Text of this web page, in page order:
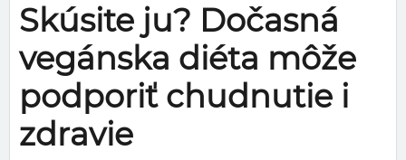
Skúsite ju? Dočasná
vegánska diéta môže
podporiť chudnutie i
zdravie